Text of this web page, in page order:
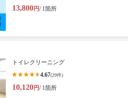
13,800円/ 1箇所
トイレクリーニング
4.67(29件)
10,120円/ 1箇所